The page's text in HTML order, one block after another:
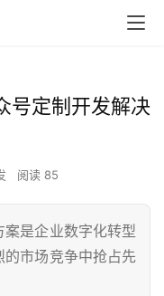
号定制开发解决
阅读 85
是企业数字化转型
的市场竞争中抢占先